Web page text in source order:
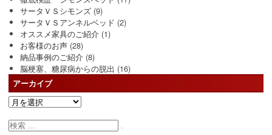
サータＶＳシモンズ (9)
サータＶＳアンネルベッド (2)
オススメ家具のご紹介 (1)
お客様のお声 (28)
納品事例のご紹介 (8)
脳梗塞、糖尿病からの脱出 (16)
アーカイブ